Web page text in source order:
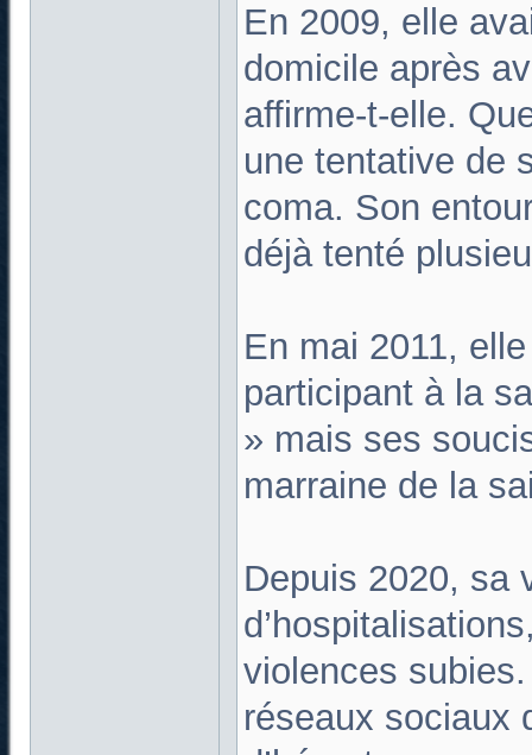
En 2009, elle
domicile après
affirme-t-elle.
une tentative de
coma. Son
déjà tenté
En mai 2011,
participant à la
» mais ses
marraine de la
Depuis 2020, sa
violences
réseaux sociaux